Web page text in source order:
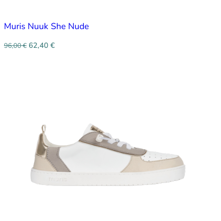
Muris Nuuk She Nude
96,00€ 62,40 €